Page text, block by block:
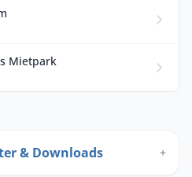
Mietpark
& Downloads +